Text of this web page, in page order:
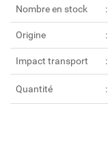
Nombre en stock
Origine
Impact transport
Quantité